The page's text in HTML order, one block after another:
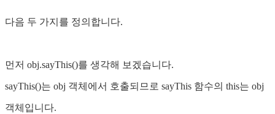
다음 두 가지를 정의합니다.
먼저 obj.sayThis()를 생각해 보겠습니다.
sayThis()는 obj 객체에서 호출되므로 sayThis 함수의 this는 obj
객체입니다.